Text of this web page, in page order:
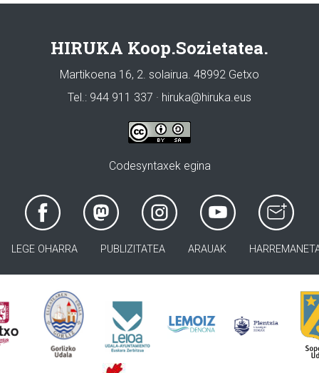
HIRUKA Koop.Sozietatea.
Martikoena 16, 2. solairua. 48992 Getxo
Tel.: 944 911 337 · hiruka@hiruka.eus
Codesyntaxek egina
LEGE OHARRA PUBLIZITATEA ARAUAK